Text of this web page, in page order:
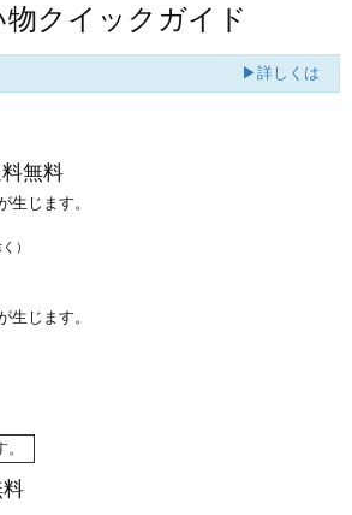
物クイックガイド
▶詳しくは
無料
生じます。
）
生じます。